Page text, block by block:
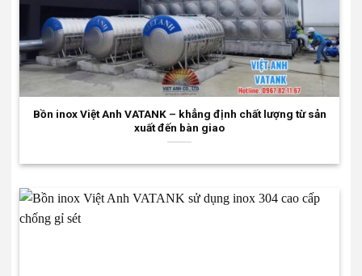
Bồn inox Việt Anh VATANK – khẳng định chất lượng từ sản
xuất đến bàn giao